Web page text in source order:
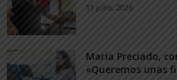
11 julio, 2026
María Preciado,
«Queremos unas